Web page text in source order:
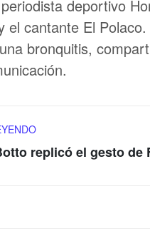
deportivo
el cantante El
bronquitis,
replicó el gesto de